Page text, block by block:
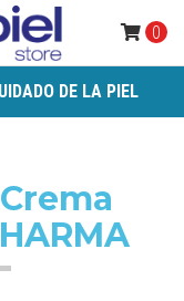
DE LA PIEL
0